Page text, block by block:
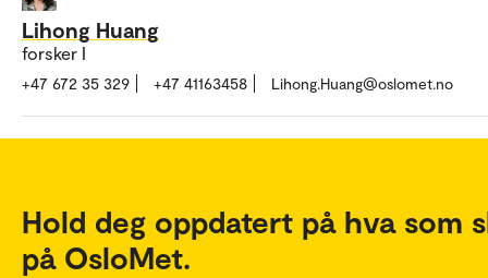
Lihong Huang
forsker I
+47 672 35 329 +47 41163458 Lihong.Huang@oslomet.no
Hold deg oppdatert på hva som
på OsloMet.